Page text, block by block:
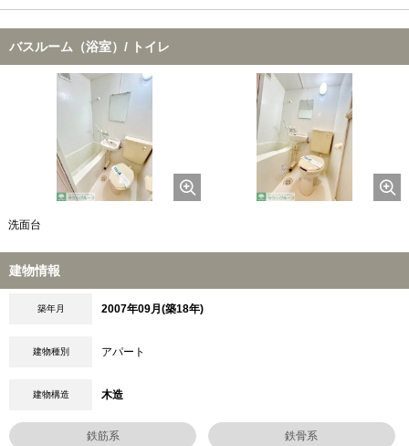
バスルーム（浴室）/ トイレ
洗面台
建物情報
築年月 2007年09月(築18年)
建物種別 アパート
建物構造 木造
鉄筋系 鉄骨系